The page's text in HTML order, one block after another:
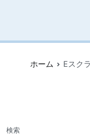
ホーム Eスク
検索